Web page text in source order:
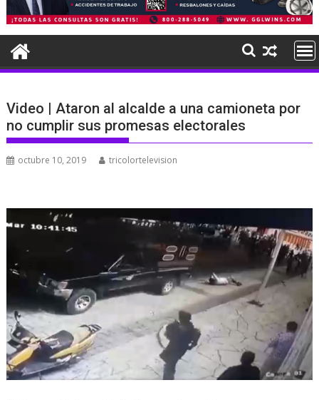
Video | Ataron al alcalde a una camioneta por
no cumplir sus promesas electorales
octubre 10, 2019 tricolortelevision